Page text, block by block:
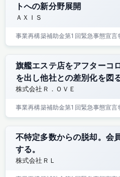
トへの新分野展開
ＡＸＩＳ
事業再構築補助金第1回緊急事態宣言
旗艦エステ店をアフターコ
を出し他社との差別化を図
株式会社Ｒ．ＯＶＥ
事業再構築補助金第1回緊急事態宣言
不特定多数からの脱却。会
する。
株式会社ＲＬ